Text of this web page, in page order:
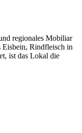
regionales Mobiliar
Eisbein, Rindfleisch in
ist das Lokal die